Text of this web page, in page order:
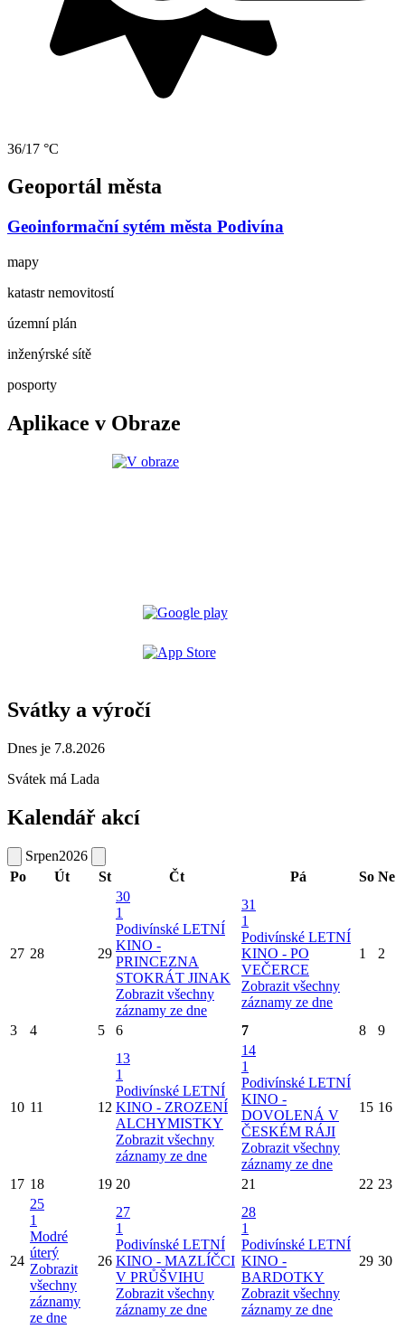
36/17 °C
Geoportál města
Geoinformační sytém města Podivína
mapy
katastr nemovitostí
územní plán
inženýrské sítě
posporty
Aplikace v Obraze
Svátky a výročí
Dnes je 7.8.2026
Svátek má Lada
Kalendář akcí
Srpen2026
Po
Út St Čt Pá So Ne
27 28 29
30
1
Podivínské LETNÍ
KINO -
PRINCEZNA
STOKRÁT JINAK
Zobrazit všechny
záznamy ze dne
31
1
Podivínské LETNÍ
KINO - PO
VEČERCE
Zobrazit všechny
záznamy ze dne
1 2
3 4 5 6 7 8 9
10 11 12
13
1
Podivínské LETNÍ
KINO - ZROZENÍ
ALCHYMISTKY
Zobrazit všechny
záznamy ze dne
14
1
Podivínské LETNÍ
KINO -
DOVOLENÁ V
ČESKÉM RÁJI
Zobrazit všechny
záznamy ze dne
15 16
17 18 19 20 21 22 23
24
25
1
Modré
úterý
Zobrazit
všechny
záznamy
ze dne
26
27
1
Podivínské LETNÍ
KINO - MAZLÍČCI
V PRŮŠVIHU
Zobrazit všechny
záznamy ze dne
28
1
Podivínské LETNÍ
KINO -
BARDOTKY
Zobrazit všechny
záznamy ze dne
29 30